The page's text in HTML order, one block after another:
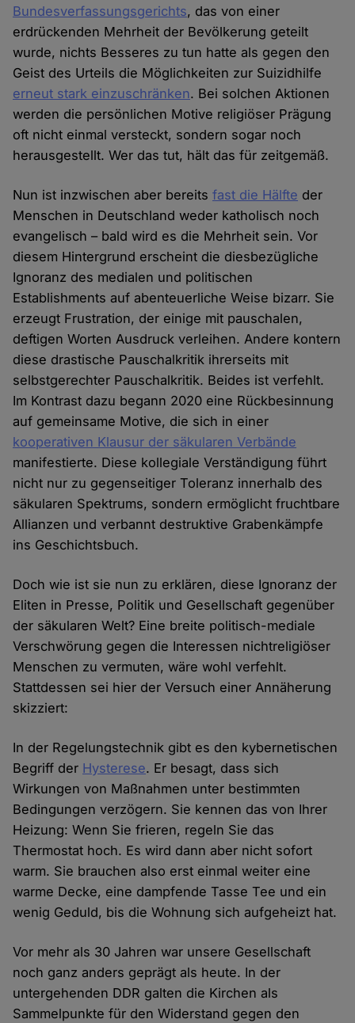
Bundesverfassungsgerichts, das von einer
erdrückenden Mehrheit der Bevölkerung geteilt
wurde, nichts Besseres zu tun hatte als gegen den
Geist des Urteils die Möglichkeiten zur Suizidhilfe
erneut stark einzuschränken. Bei solchen Aktionen
werden die persönlichen Motive religiöser Prägung
oft nicht einmal versteckt, sondern sogar noch
herausgestellt. Wer das tut, hält das für zeitgemäß.
Nun ist inzwischen aber bereitsfast die Hälfte der
Menschen in Deutschland weder katholisch noch
evangelisch – bald wird es die Mehrheit sein. Vor
diesem Hintergrund erscheint die diesbezügliche
Ignoranz des medialen und politischen
Establishments auf abenteuerliche Weise bizarr. Sie
erzeugt Frustration, der einige mit pauschalen,
deftigen Worten Ausdruck verleihen. Andere kontern
diese drastische Pauschalkritik ihrerseits mit
selbstgerechter Pauschalkritik. Beides ist verfehlt.
Im Kontrast dazu begann 2020 eine Rückbesinnung
auf gemeinsame Motive, die sich in einer
kooperativen Klausur der säkularen Verbände
manifestierte. Diese kollegiale Verständigung führt
nicht nur zu gegenseitiger Toleranz innerhalb des
säkularen Spektrums, sondern ermöglicht fruchtbare
Allianzen und verbannt destruktive Grabenkämpfe
ins Geschichtsbuch.
Doch wie ist sie nun zu erklären, diese Ignoranz der
Eliten in Presse, Politik und Gesellschaft gegenüber
der säkularen Welt? Eine breite politisch-mediale
Verschwörung gegen die Interessen nichtreligiöser
Menschen zu vermuten, wäre wohl verfehlt.
Stattdessen sei hier der Versuch einer Annäherung
skizziert:
In der Regelungstechnik gibt es den kybernetischen
Begriff der Hysterese. Er besagt, dass sich
Wirkungen von Maßnahmen unter bestimmten
Bedingungen verzögern. Sie kennen das von Ihrer
Heizung: Wenn Sie frieren, regeln Sie das
Thermostat hoch. Es wird dann aber nicht sofort
warm. Sie brauchen also erst einmal weiter eine
warme Decke, eine dampfende Tasse Tee und ein
wenig Geduld, bis die Wohnung sich aufgeheizt hat.
Vor mehr als 30 Jahren war unsere Gesellschaft
noch ganz anders geprägt als heute. In der
untergehenden DDR galten die Kirchen als
Sammelpunkte für den Widerstand gegen den